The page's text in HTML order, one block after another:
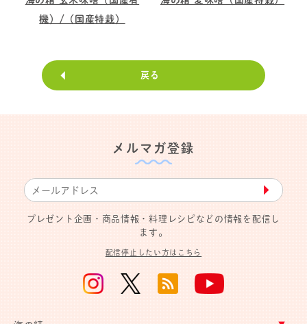
機）/（国産特栽）
戻る
メルマガ登録
▶︎
プレゼント企画・商品情報・料理レシピなどの情報を配信し
ます。
配信停止したい方はこちら